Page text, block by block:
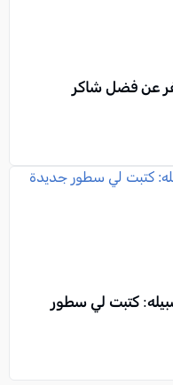
عن فضل شاكر
كتبت لي سطور